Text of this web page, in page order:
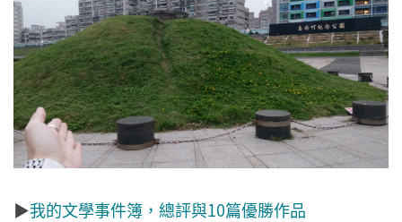
▶我的文學事件簿，總評與10篇優勝作品